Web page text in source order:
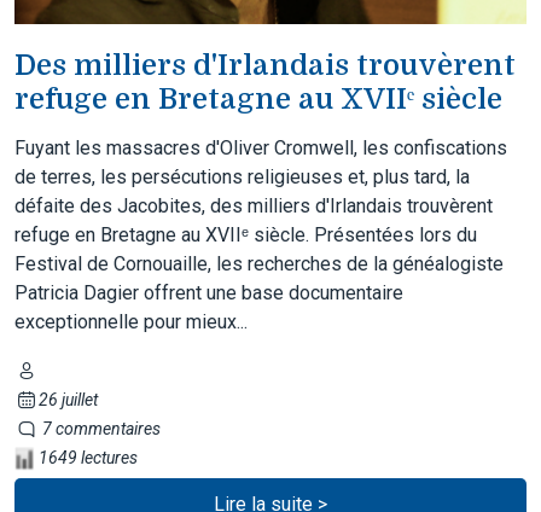
Des milliers d'Irlandais trouvèrent
refuge en Bretagne au XVIIᵉ siècle
Fuyant les massacres d'Oliver Cromwell, les confiscations
de terres, les persécutions religieuses et, plus tard, la
défaite des Jacobites, des milliers d'Irlandais trouvèrent
refuge en Bretagne au XVIIᵉ siècle. Présentées lors du
Festival de Cornouaille, les recherches de la généalogiste
Patricia Dagier offrent une base documentaire
exceptionnelle pour mieux...
26 juillet
7 commentaires
1649 lectures
Lire la suite >